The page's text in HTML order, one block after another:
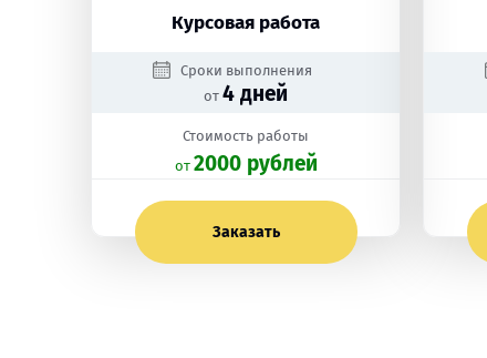
Курсовая работа
Сроки выполнения
от 4 дней
Стоимость работы
oт 2000 рублей
Заказать